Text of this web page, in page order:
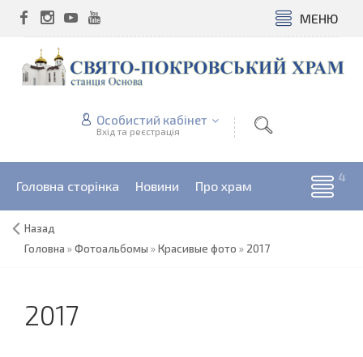
МЕНЮ
Особистий кабінет
Вхід та реєстрація
Головна сторінка Новини Про храм
Назад
Головна »Фотоальбомы »Красивые фото » 2017
2017